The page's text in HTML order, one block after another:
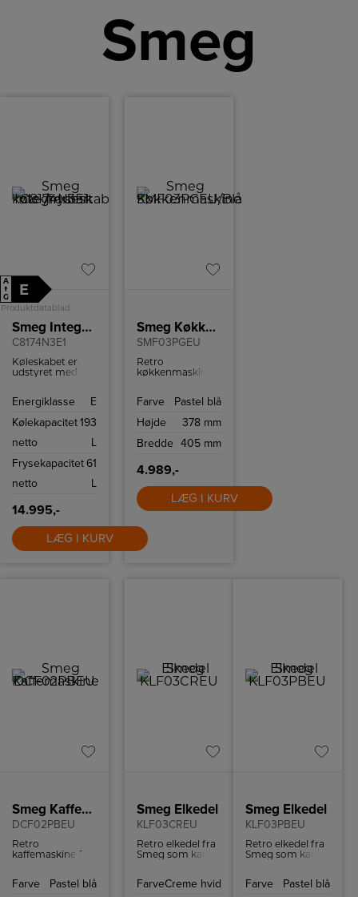
Smeg
A
↑
G
E
Produktdatablad
Smeg Integrerbart køle-/fryseskab
C8174N3E1
Køleskabet er
udstyret med
forhindrer
fryseren og
aldrig behøver at
manuelt. Det
kølesystem sikrer
temperaturfordeling,
hvilket holder
dine madvarer
friske i længere
tid.
Energiklasse
E
Kølekapacitet
netto
193
L
Frysekapacitet
netto
61
L
14.995,-
LÆG I KURV
Smeg Køkkenmaskine/Blå
SMF03PGEU
Retro
køkkenmaskine
og
Farve
Pastel blå
Højde
378 mm
Bredde 405 mm
4.989,-
LÆG I KURV
Smeg Kaffemaskine
DCF02PBEU
Retro
kaffemaskine fra
til 10 kopper
Farve
Pastel blå
Smeg Elkedel
KLF03CREU
Retro elkedel fra
Smeg som kan
tørkogningssikring
FarveCreme hvid
Smeg Elkedel
KLF03PBEU
Retro elkedel fra
Smeg som kan
tørkogningssikring
Farve
Pastel blå